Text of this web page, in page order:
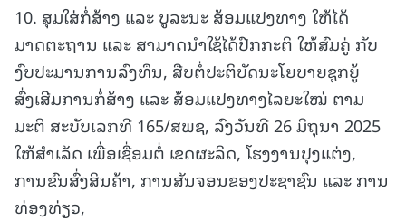
10. ສຸມໃສ່ກໍ່ສ້າງ ແລະ ບູລະນະ ສ້ອມແປງທາງ ໃຫ້ໄດ້
ມາດຕະຖານ ແລະ ສາມາດນໍາໃຊ້ໄດ້ປົກກະຕິ ໃຫ້ສົມຄູ່ ກັບ
ງົບປະມານການລົງທຶນ, ສືບຕໍ່ປະຕິບັດນະໂຍບາຍຊຸກຍູ້
ສົ່ງເສີມການກໍ່ສ້າງ ແລະ ສ້ອມແປງທາງໄລຍະໃໝ່ ຕາມ
ມະຕິ ສະບັບເລກທີ 165/ສພຊ, ລົງວັນທີ 26 ມິຖຸນາ 2025
ໃຫ້ສໍາເລັດ ເພື່ອເຊື່ອມຕໍ່ ເຂດຜະລິດ, ໂຮງງານປຸງແຕ່ງ,
ການຂົນສົ່ງສິນຄ້າ, ການສັນຈອນຂອງປະຊາຊົນ ແລະ ການ
ທ່ອງທ່ຽວ,